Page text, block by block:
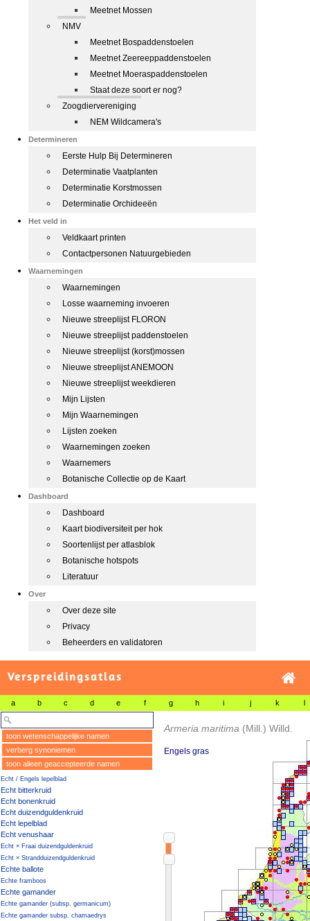
Meetnet Mossen
NMV
Meetnet Bospaddenstoelen
Meetnet Zeereeppaddenstoelen
Meetnet Moeraspaddenstoelen
Staat deze soort er nog?
Zoogdiervereniging
NEM Wildcamera's
Determineren
Eerste Hulp Bij Determineren
Determinatie Vaatplanten
Determinatie Korstmossen
Determinatie Orchideeën
Het veld in
Veldkaart printen
Contactpersonen Natuurgebieden
Waarnemingen
Waarnemingen
Losse waarneming invoeren
Nieuwe streeplijst FLORON
Nieuwe streeplijst paddenstoelen
Nieuwe streeplijst (korst)mossen
Nieuwe streeplijst ANEMOON
Nieuwe streeplijst weekdieren
Mijn Lijsten
Mijn Waarnemingen
Lijsten zoeken
Waarnemingen zoeken
Waarnemers
Botanische Collectie op de Kaart
Dashboard
Dashboard
Kaart biodiversiteit per hok
Soortenlijst per atlasblok
Botanische hotspots
Literatuur
Over
Over deze site
Privacy
Beheerders en validatoren
Verspreidingsatlas
a b c d e f g h i j k l
toon wetenschappelijke namen
verberg synoniemen
toon alleen geaccepteerde namen
Echt / Engels lepelblad
Echt bitterkruid
Echt bonenkruid
Echt duizendguldenkruid
Echt lepelblad
Echt venushaar
Echt × Fraai duizendguldenkruid
Echt × Strandduizendguldenkruid
Echte ballote
Echte framboos
Echte gamander
Echte gamander (subsp. germanicum)
Echte gamander subsp. chamaedrys
Armeria maritima (Mill.) Willd.
Engels gras